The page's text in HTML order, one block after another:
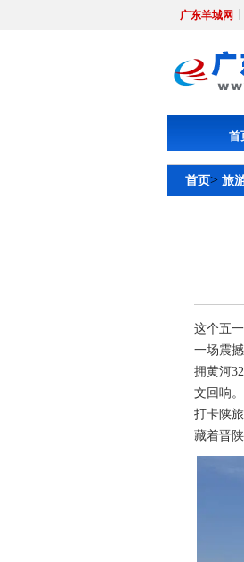
广东羊城网
首
首页> 旅
这个五
一场震
拥黄河
文回响。
打卡陕
藏着晋